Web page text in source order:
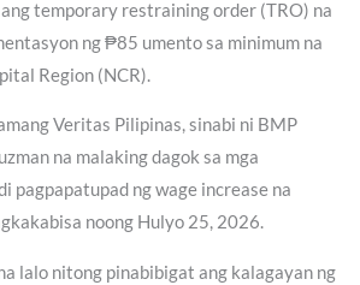
temporary restraining order (TRO) na
ng ₱85 umento sa minimum na
Region (NCR).
Veritas Pilipinas, sinabi ni BMP
na malaking dagok sa mga
pagpapatupad ng wage increase na
noong Hulyo 25, 2026.
lalo nitong pinabibigat ang kalagayan ng